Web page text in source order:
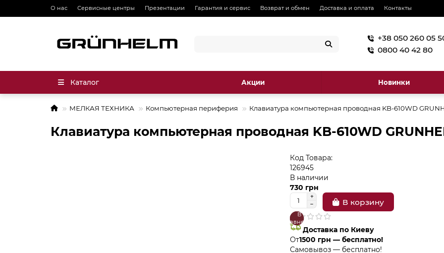
О нас Сервисные центры Презентации Гарантия и сервис Возврат и обмен Доставка и оплата Контакты
+38 050 260 05
0800 40 42 80
Каталог Акции Новинки
МЕЛКАЯ ТЕХНИКА Компьютерная периферия Клавиатура компьютерная проводная KB-610WD
Клавиатура компьютерная проводная KB-610WD
Код Товара:
126945
В наличии
730 грн
В корзину
В
закладки
В
сравнение
Доставка по Киеву
От1500 грн — бесплатно!
Самовывоз — бесплатно!